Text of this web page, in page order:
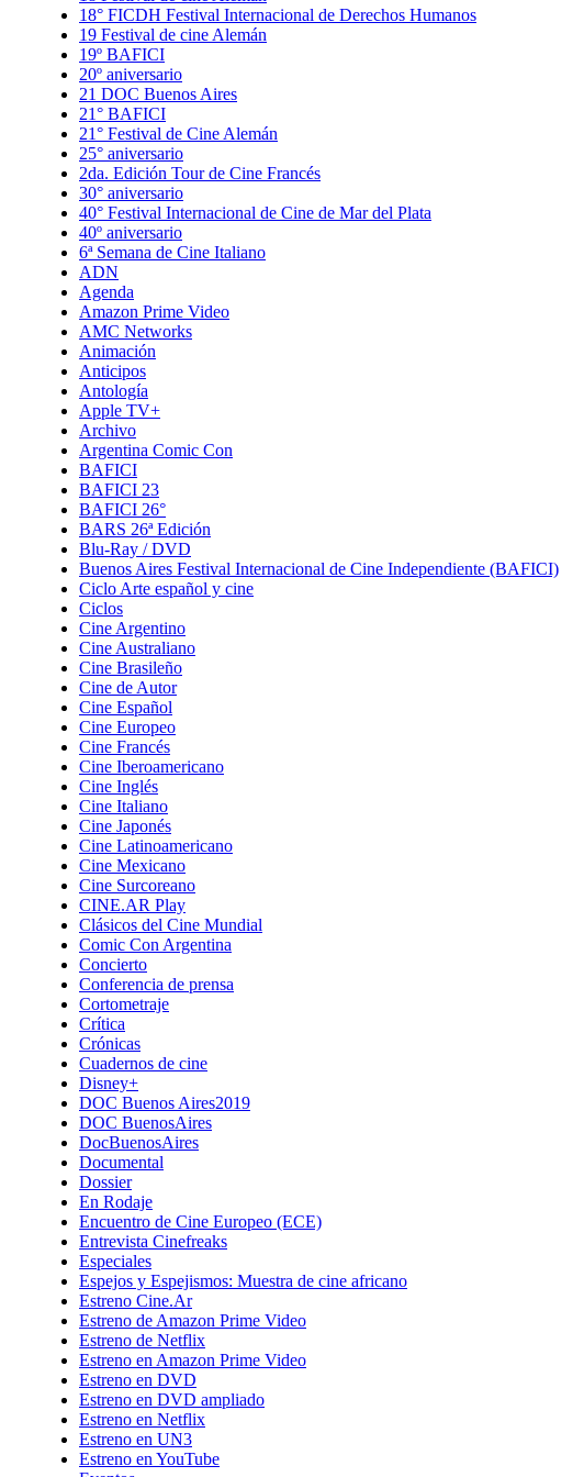
18° FICDH Festival Internacional de Derechos Humanos
19 Festival de cine Alemán
19º BAFICI
20º aniversario
21 DOC Buenos Aires
21° BAFICI
21° Festival de Cine Alemán
25° aniversario
2da. Edición Tour de Cine Francés
30° aniversario
40° Festival Internacional de Cine de Mar del Plata
40º aniversario
6ª Semana de Cine Italiano
ADN
Agenda
Amazon Prime Video
AMC Networks
Animación
Anticipos
Antología
Apple TV+
Archivo
Argentina Comic Con
BAFICI
BAFICI 23
BAFICI 26°
BARS 26ª Edición
Blu-Ray / DVD
Buenos Aires Festival Internacional de Cine Independiente (BAFICI)
Ciclo Arte español y cine
Ciclos
Cine Argentino
Cine Australiano
Cine Brasileño
Cine de Autor
Cine Español
Cine Europeo
Cine Francés
Cine Iberoamericano
Cine Inglés
Cine Italiano
Cine Japonés
Cine Latinoamericano
Cine Mexicano
Cine Surcoreano
CINE.AR Play
Clásicos del Cine Mundial
Comic Con Argentina
Concierto
Conferencia de prensa
Cortometraje
Crítica
Crónicas
Cuadernos de cine
Disney+
DOC Buenos Aires2019
DOC BuenosAires
DocBuenosAires
Documental
Dossier
En Rodaje
Encuentro de Cine Europeo (ECE)
Entrevista Cinefreaks
Especiales
Espejos y Espejismos: Muestra de cine africano
Estreno Cine.Ar
Estreno de Amazon Prime Video
Estreno de Netflix
Estreno en Amazon Prime Video
Estreno en DVD
Estreno en DVD ampliado
Estreno en Netflix
Estreno en UN3
Estreno en YouTube